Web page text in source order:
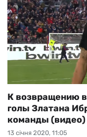
13 січня 2020, 11:05
К возвращению
голы Златана
команды (видео)